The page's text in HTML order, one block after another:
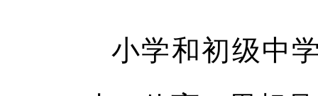
小学和初级中